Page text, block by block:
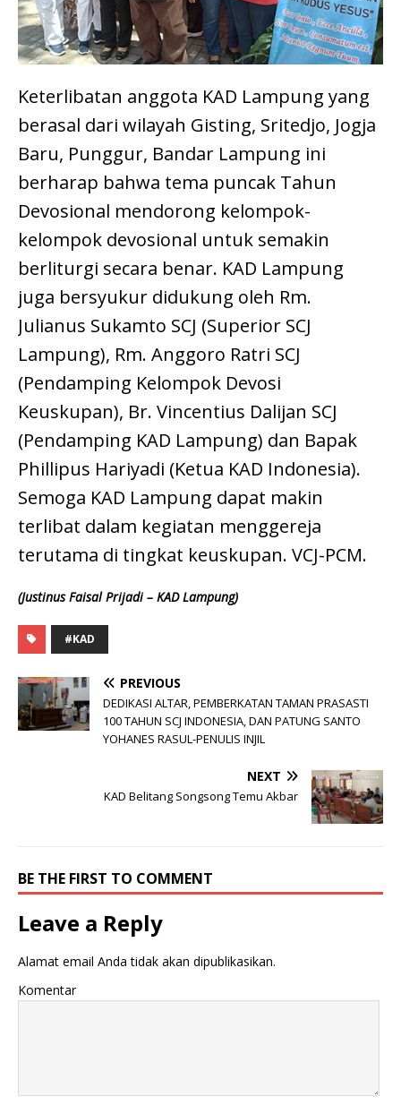
Keterlibatan anggota KAD Lampung yang
berasal dari wilayah Gisting, Sritedjo, Jogja
Baru, Punggur, Bandar Lampung ini
berharap bahwa tema puncak Tahun
Devosional mendorong kelompok-
kelompok devosional untuk semakin
berliturgi secara benar. KAD Lampung
juga bersyukur didukung oleh Rm.
Julianus Sukamto SCJ (Superior SCJ
Lampung), Rm. Anggoro Ratri SCJ
(Pendamping Kelompok Devosi
Keuskupan), Br. Vincentius Dalijan SCJ
(Pendamping KAD Lampung) dan Bapak
Phillipus Hariyadi (Ketua KAD Indonesia).
Semoga KAD Lampung dapat makin
terlibat dalam kegiatan menggereja
terutama di tingkat keuskupan. VCJ-PCM.
(Justinus Faisal Prijadi – KAD Lampung)
#KAD
PREVIOUS
DEDIKASI ALTAR, PEMBERKATAN TAMAN PRASASTI
100 TAHUN SCJ INDONESIA, DAN PATUNG SANTO
YOHANES RASUL-PENULIS INJIL
NEXT
KAD Belitang Songsong Temu Akbar
BE THE FIRST TO COMMENT
Leave a Reply
Alamat email Anda tidak akan dipublikasikan.
Komentar